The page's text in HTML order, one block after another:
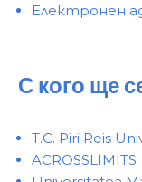
Електронен
С кого ще
T.C. Piri Reis
ACROSSLIMITS